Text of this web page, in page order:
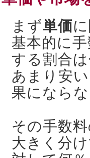
まず単価
基本的に
する割合
あまり安
果になら
その手数
大きく分